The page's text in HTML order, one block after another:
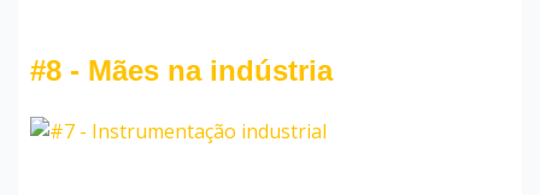
#8 - Mães na indústria